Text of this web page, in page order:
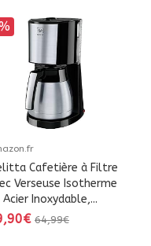
Cafetière à Filtre
Verseuse Isotherme
Acier Inoxydable,...
64,99€